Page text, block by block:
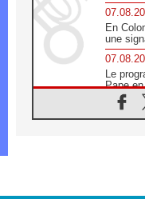
En
une
Le
Pape
1ère